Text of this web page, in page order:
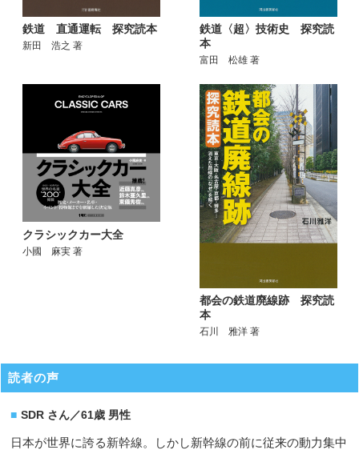
鉄道 直通運転 探究読本
新田 浩之 著
鉄道〈超〉技術史 探究読
本
富田 松雄 著
クラシックカー大全
小國 麻実 著
都会の鉄道廃線跡 探究読
本
石川 雅洋 著
読者の声
SDR さん／61歳 男性
日本が世界に誇る新幹線。しかし新幹線の前に従来の動力集中